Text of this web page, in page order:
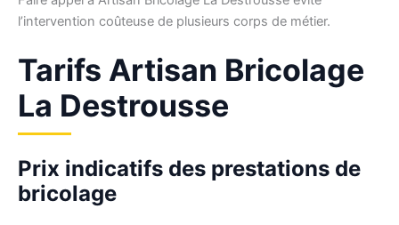
l’intervention coûteuse de plusieurs corps de métier.
Tarifs Artisan Bricolage
La Destrousse
Prix indicatifs des prestations de
bricolage